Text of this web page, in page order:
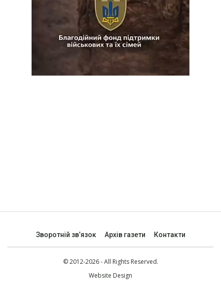
Зворотній зв’язок Архів газети Контакти
© 2012-2026 - All Rights Reserved.
Website Design